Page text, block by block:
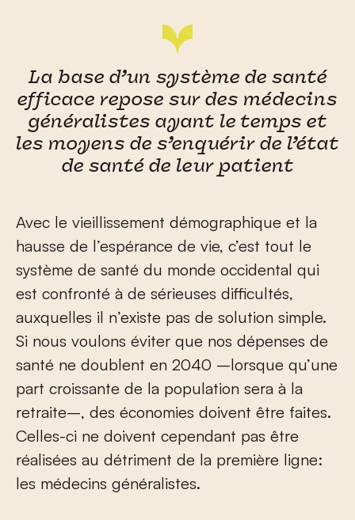
La base d’un système de santé
efficace repose sur des médecins
généralistes ayant le temps et
les moyens de s’enquérir de l’état
de santé de leur patient
Avec le vieillissement démographique et la
hausse de l’espérance de vie, c’est tout le
système de santé du monde occidental qui
est confronté à de sérieuses difficultés,
auxquelles il n’existe pas de solution simple.
Si nous voulons éviter que nos dépenses de
santé ne doublent en 2040 –lorsque qu’une
part croissante de la population sera à la
retraite–, des économies doivent être faites.
Celles-ci ne doivent cependant pas être
réalisées au détriment de la première ligne:
les médecins généralistes.